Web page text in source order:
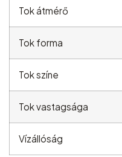
Tok átmérő
Tok forma
Tok színe
Tok vastagsága
Vízállóság